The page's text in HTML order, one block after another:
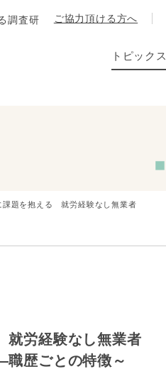
調査研
ご協力頂ける方へ
トピックス
課題を抱える 就労経験なし無業者
労経験なし無業者
職歴ごとの特徴～